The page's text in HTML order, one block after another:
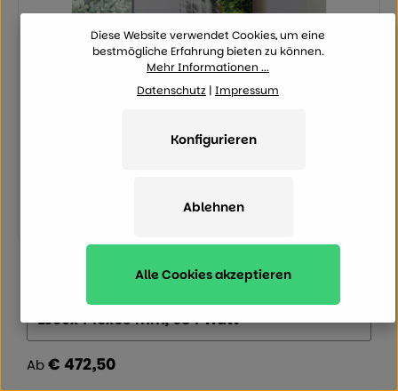
(3)
XIMAX Paneelheizkörper P1 Plan Print, mit
Mittenanschluss und Motiven
Größe (Höhe x Breite x Tiefe):
Regulärer Preis:
Ab€ 472,50
Diese Website verwendet Cookies, um eine
bestmögliche Erfahrung bieten zu können.
Mehr Informationen ...
Datenschutz | Impressum
Ablehnen
Konfigurieren
Alle Cookies akzeptieren